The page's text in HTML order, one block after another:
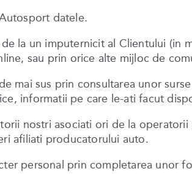
datele.
la un imputernicit al Clientului (in
sau prin orice alte mijloc de
mai sus prin consultarea unor
informatii pe care le-ati facut
nostri asociati ori de la
afiliati producatorului auto.
personal prin completarea unor